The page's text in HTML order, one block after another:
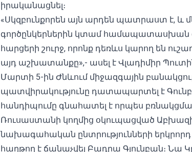
իրականացնել։
«Սկզբունքորեն այն արդեն պատրաստ է, և
գործընկերներին կտամ համապատասխան
հարցերի շուրջ, որոնք դեռևս կարող են
այդ աշխատանքը»,- ասել է Վլադիմիր
Մարտի 5-ին Ժնևում միջազգային
պատվիրակությունը դատապարտել է
հանդիպումը գնահատել է որպես բռնակցման
Ռուսաստանի կողմից օկուպացված
նախագահական ընտրությունների երկրորդ
հաղթող է ճանաչվել Բադրա Գյունբան։ Նա